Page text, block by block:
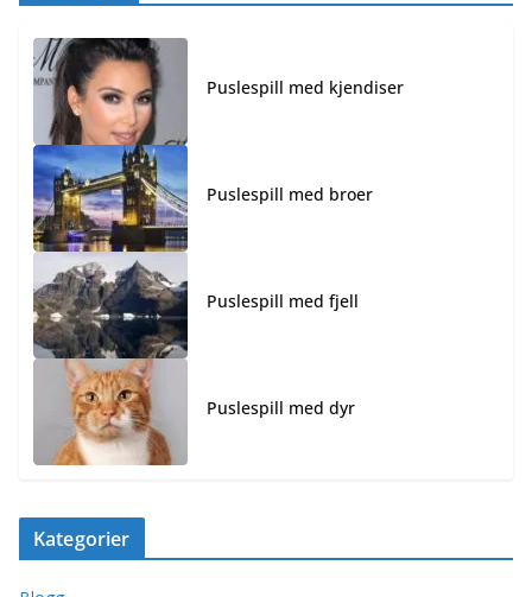
Puslespill med kjendiser
Puslespill med broer
Puslespill med fjell
Puslespill med dyr
Kategorier